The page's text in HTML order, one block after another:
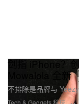
Tech & Gadgets 科技
剑指 iPhone？
Mowalola 全新
不排除是品牌与 Yeezy